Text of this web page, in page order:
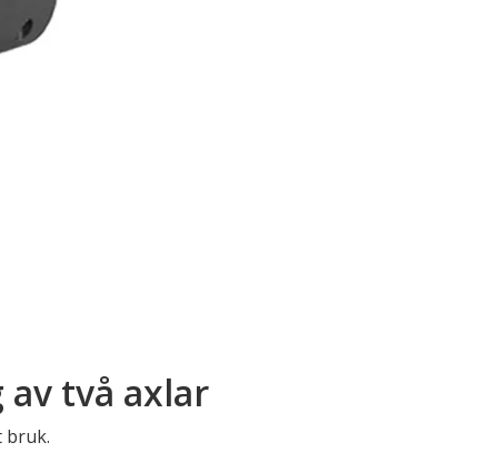
två axlar
bruk.